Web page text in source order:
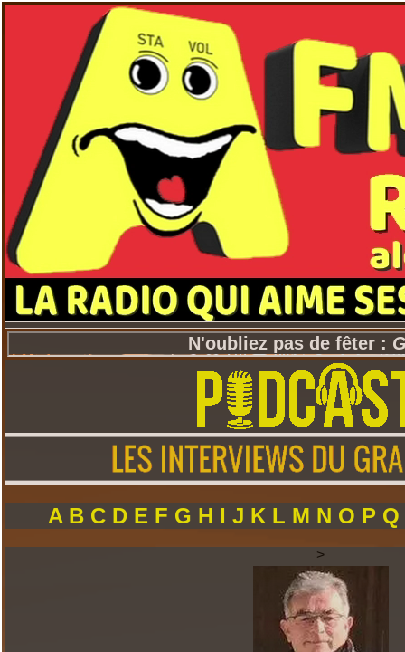
A B C D E F G H IJ K L M N O P
>